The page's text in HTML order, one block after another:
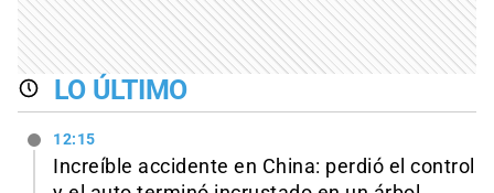
LO ÚLTIMO
12:15
Increíble accidente en China: perdió el control